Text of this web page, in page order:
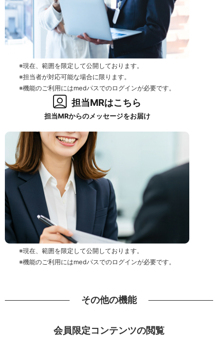
※現在、範囲を限定して公開しております。
※担当者が対応可能な場合に限ります。
※機能のご利用にはmedパスでのログインが必要です。
担当MRはこちら
担当MRからのメッセージをお届け
※現在、範囲を限定して公開しております。
※機能のご利用にはmedパスでのログインが必要です。
その他の機能
会員限定コンテンツの閲覧